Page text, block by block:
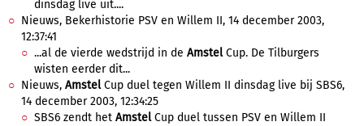
dinsdag live uit....
Nieuws, Bekerhistorie PSV en Willem II, 14 december 2003,
12:37:41
...al de vierde wedstrijd in de AmstelCup. De Tilburgers
wisten eerder dit...
Nieuws, AmstelCup duel tegen Willem II dinsdag live bij SBS6,
14 december 2003, 12:34:25
SBS6 zendt het AmstelCup duel tussen PSV en Willem II